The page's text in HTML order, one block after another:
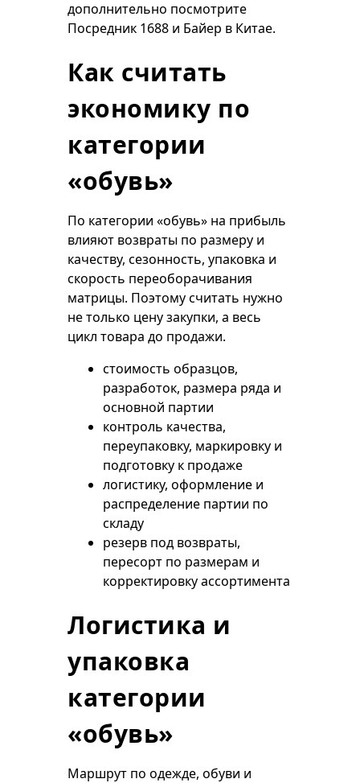
дополнительно посмотрите
Посредник 1688 и Байер в Китае.
Как считать
экономику по
категории
«обувь»
По категории «обувь» на прибыль
влияют возвраты по размеру и
качеству, сезонность, упаковка и
скорость переоборачивания
матрицы. Поэтому считать нужно
не только цену закупки, а весь
цикл товара до продажи.
стоимость образцов,
разработок, размера ряда и
основной партии
контроль качества,
переупаковку, маркировку и
подготовку к продаже
логистику, оформление и
распределение партии по
складу
резерв под возвраты,
пересорт по размерам и
корректировку ассортимента
Логистика и
упаковка
категории
«обувь»
Маршрут по одежде, обуви и